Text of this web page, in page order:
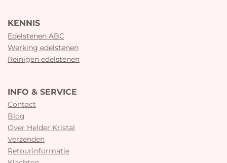
KENNIS
Edelstenen ABC
Werking edelstenen
Reinigen edelstenen
INFO & SERVICE
Contact
Blog
Over Helder Kristal
Verzenden
Retourinformatie